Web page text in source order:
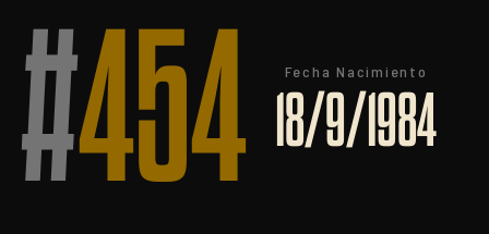
#454 Fecha Nacimiento
18/9/1984